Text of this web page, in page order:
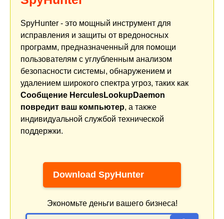
SpyHunter - это мощный инструмент для
исправления и защиты от вредоносных
программ, предназначенный для помощи
пользователям с углубленным анализом
безопасности системы, обнаружением и
удалением широкого спектра угроз, таких как
Сообщение HerculesLookupDaemon
повредит ваш компьютер, а также
индивидуальной службой технической
поддержки.
Download SpyHunter
Экономьте деньги вашего бизнеса!